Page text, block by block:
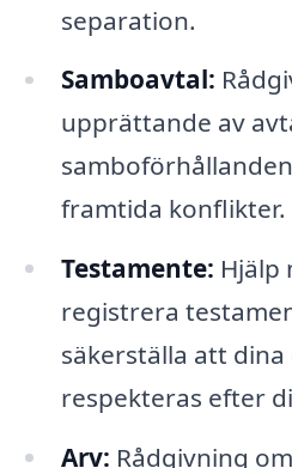
separation.
Samboavtal:
upprättande av
framtida konflikter.
Testamente: Hjälp
registrera
säkerställa att dina
respekteras efter
Arv: Rådgivning